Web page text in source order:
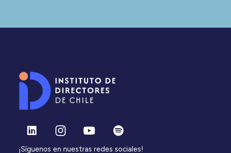
¡Síguenos en nuestras redes sociales!